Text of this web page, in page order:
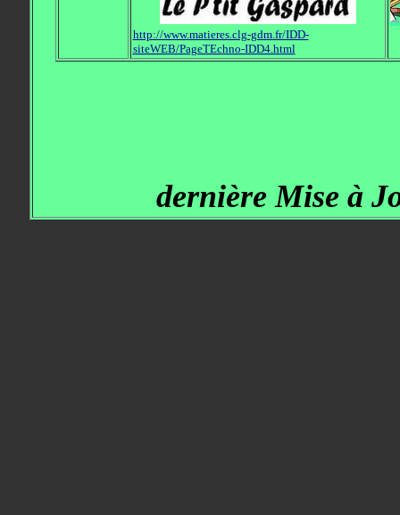
http://www.matieres.clg-gdm.fr/IDD-
siteWEB/PageTEchno-IDD4.html
dernière Mise à